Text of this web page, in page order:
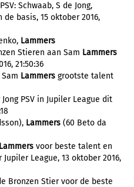
Schwaab, S de Jong,
basis, 15 oktober 2016,
Lammers
Stieren aan Sam Lammers
21:50:36
Lammers grootste talent
PSV in Jupiler League dit
Lammers (60 Beto da
Lammers voor beste talent en
League, 13 oktober 2016,
Bronzen Stier voor de beste